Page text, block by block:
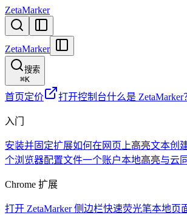
ZetaMarker
ZetaMarker
搜索
⌘K
首页定价 打开控制台什么是 ZetaMarker
入门
安装并固定扩展如何在网页上高亮文本创
个浏览器配置文件一个账户本地高亮与云
Chrome 扩展
打开 ZetaMarker 侧边栏快速荧光笔本地页